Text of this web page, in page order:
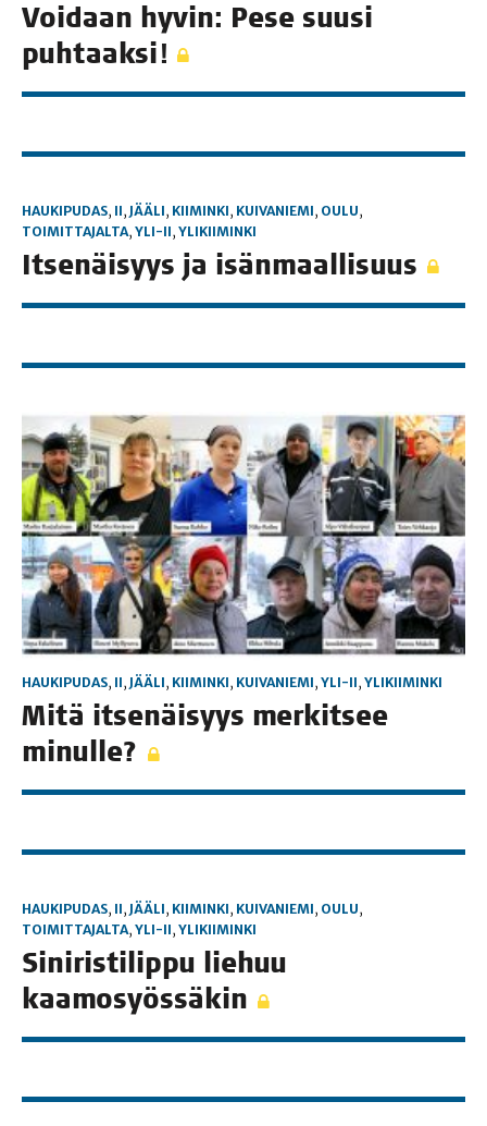
Voi­daan hyvin: Pese suusi
puhtaaksi!
HAUKIPUDAS, II, JÄÄLI, KIIMINKI, KUIVANIEMI, OULU,
TOIMITTAJALTA, YLI-II, YLIKIIMINKI
Itse­näi­syys ja isänmaallisuus
HAUKIPUDAS, II, JÄÄLI, KIIMINKI, KUIVANIEMI, YLI-II, YLIKIIMINKI
Mitä itse­näi­syys mer­kit­see
minulle?
HAUKIPUDAS, II, JÄÄLI, KIIMINKI, KUIVANIEMI, OULU,
TOIMITTAJALTA, YLI-II, YLIKIIMINKI
Sini­ris­ti­lip­pu lie­huu
kaamosyössäkin